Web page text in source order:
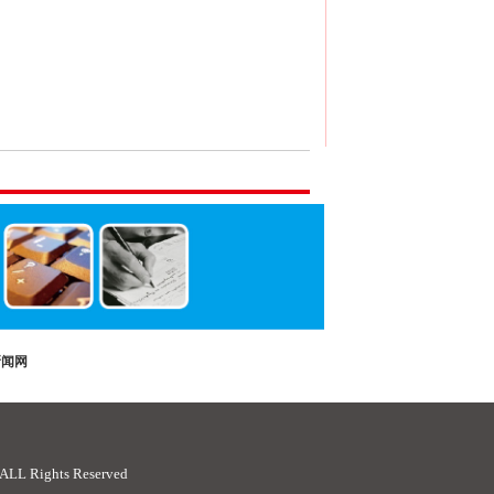
网
Rights Reserved